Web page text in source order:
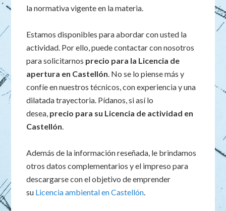
la normativa vigente en la materia.
Estamos disponibles para abordar con usted la
actividad. Por ello, puede contactar con nosotros
para solicitarnos precio para la Licencia de
apertura en Castellón. No se lo piense más y
confíe en nuestros técnicos, con experiencia y una
dilatada trayectoria. Pídanos, si así lo
desea, precio para su Licencia de actividad en
Castellón.
Además de la información reseñada, le brindamos
otros datos complementarios y el impreso para
descargarse con el objetivo de emprender
su Licencia ambiental en Castellón.